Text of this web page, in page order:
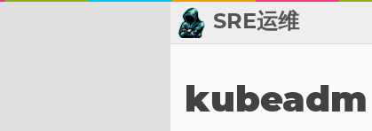
SRE运维
👬 友情链接
kubeadm